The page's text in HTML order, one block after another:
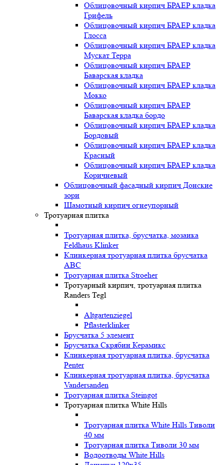
Облицовочный кирпич БРАЕР кладка
Грифель
Облицовочный кирпич БРАЕР кладка
Глосса
Облицовочный кирпич БРАЕР кладка
Мускат Терра
Облицовочный кирпич БРАЕР
Баварская кладка
Облицовочный кирпич БРАЕР кладка
Мокко
Облицовочный кирпич БРАЕР
Баварская кладка бордо
Облицовочный кирпич БРАЕР кладка
Бордовый
Облицовочный кирпич БРАЕР кладка
Красный
Облицовочный кирпич БРАЕР кладка
Коричневый
Облицовочный фасадный кирпич Донские
зори
Шамотный кирпич огнеупорный
Тротуарная плитка
Тротуарная плитка, брусчатка, мозаика
Feldhaus Klinker
Клинкерная тротуарная плитка брусчатка
ABC
Тротуарная плитка Stroeher
Тротуарный кирпич, тротуарная плитка
Randers Tegl
Altgartenziegel
Pflasterklinker
Брусчатка 5 элемент
Брусчатка Скрябин Керамикс
Клинкерная тротуарная плитка, брусчатка
Penter
Клинкерная тротуарная плитка, брусчатка
Vandersanden
Тротуарная плитка Steingot
Тротуарная плитка White Hills
Тротуарная плитка White Hills Тиволи
40 мм
Тротуарная плитка Тиволи 30 мм
Водоотводы White Hills